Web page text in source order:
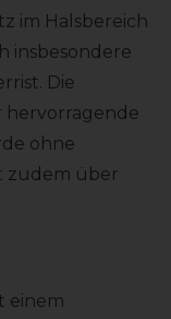
im Halsbereich
insbesondere
Die
ohne
zudem über
einem